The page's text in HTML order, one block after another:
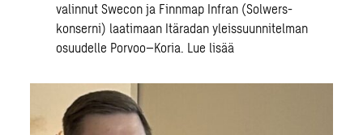
valinnut Swecon ja Finnmap Infran (Solwers-
konserni) laatimaan Itäradan yleissuunnitelman
osuudelle Porvoo–Koria. Lue lisää